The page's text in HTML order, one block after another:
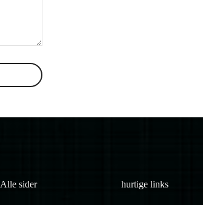
Alle sider hurtige links